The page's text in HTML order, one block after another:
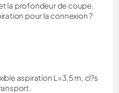
la profondeur de coupe.
pour la connexion ?
aspiration L=3,5 m, cl?s